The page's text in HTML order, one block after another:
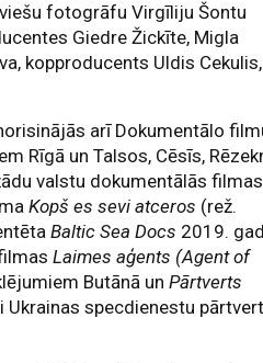
fotogrāfu Virgīliju Šontu
Giedre Žickīte, Migla
kopproducents Uldis Cekulis,
arī Dokumentālo
Rīgā un Talsos, Cēsīs,
valstu dokumentālās
Kopš es sevi atceros (rež.
Baltic Sea Docs 2019.
Laimes aģents (Agent of
Butānā unPārtverts
Ukrainas specdienestu